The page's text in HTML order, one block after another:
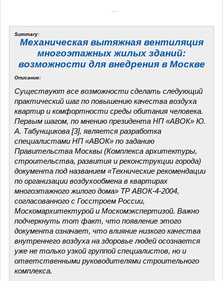
Summary:
Механическая вытяжная вентиляция
многоэтажных жилых зданий:
возможности для внедрения в Москве
Описание:
Существуют все возможности сделать следующий
практический шаг по повышению качества воздуха
квартир и комфортности среды обитания человека.
Первым шагом, по мнению президента НП «АВОК» Ю.
А. Табунщикова [3], является разработка
специалистами НП «АВОК» по заданию
Правительства Москвы (Комплекса архитектуры,
строительства, развития и реконструкции города)
документа под названием «Технические рекомендации
по организации воздухообмена в квартирах
многоэтажного жилого дома» ТР АВОК-4-2004,
согласованного с Госстроем России,
Москомархитектурой и Москомэкспертизой. Важно
подчеркнуть тот факт, что появление этого
документа означает, что влияние низкого качества
внутреннего воздуха на здоровье людей осознается
уже не только узкой группой специалистов, но и
ответственными руководителями строительного
комплекса.